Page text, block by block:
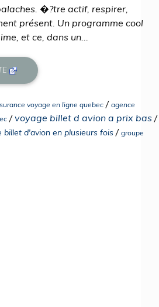
�?tre actif, respirer,
présent. Un programme cool
et ce, dans un...
voyage en ligne quebec / agence
/voyage billet d avion a prix bas /
billet d'avion en plusieurs fois / groupe